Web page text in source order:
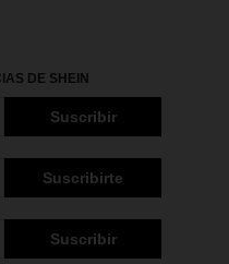
DE SHEIN
Suscribir
Suscribirte
Suscribir